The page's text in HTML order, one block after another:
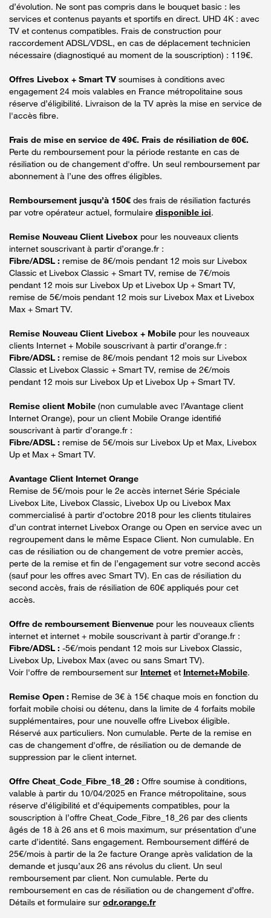
d’évolution. Ne sont pas compris dans le bouquet basic : les
services et contenus payants et sportifs en direct. UHD 4K : avec
TV et contenus compatibles. Frais de construction pour
raccordement ADSL/VDSL, en cas de déplacement technicien
nécessaire (diagnostiqué au moment de la souscription) : 119€.
Offres Livebox + Smart TV soumises à conditions avec
engagement 24 mois valables en France métropolitaine sous
réserve d’éligibilité. Livraison de la TV après la mise en service de
l'accès fibre.
Frais de mise en service de 49€. Frais de résiliation de 60€.
Perte du remboursement pour la période restante en cas de
résiliation ou de changement d'offre. Un seul remboursement par
abonnement à l’une des offres éligibles.
Remboursement jusqu’à 150€ des frais de résiliation facturés
par votre opérateur actuel, formulaire disponible ici.
Remise Nouveau Client Livebox pour les nouveaux clients
internet souscrivant à partir d’orange.fr :
Fibre/ADSL : remise de 8€/mois pendant 12 mois sur Livebox
Classic et Livebox Classic + Smart TV, remise de 7€/mois
pendant 12 mois sur Livebox Up et Livebox Up + Smart TV,
remise de 5€/mois pendant 12 mois sur Livebox Max et Livebox
Max + Smart TV.
Remise Nouveau Client Livebox + Mobile pour les nouveaux
clients Internet + Mobile souscrivant à partir d’orange.fr :
Fibre/ADSL : remise de 8€/mois pendant 12 mois sur Livebox
Classic et Livebox Classic + Smart TV, remise de 2€/mois
pendant 12 mois sur Livebox Up et Livebox Up + Smart TV.
Remise client Mobile (non cumulable avec l’Avantage client
Internet Orange), pour un client Mobile Orange identifié
souscrivant à partir d’orange.fr :
Fibre/ADSL : remise de 5€/mois sur Livebox Up et Max, Livebox
Up et Max + Smart TV.
Avantage Client Internet Orange
Remise de 5€/mois pour le 2e accès internet Série Spéciale
Livebox Lite, Livebox Classic, Livebox Up ou Livebox Max
commercialisé à partir d’octobre 2018 pour les clients titulaires
d’un contrat internet Livebox Orange ou Open en service avec un
regroupement dans le même Espace Client. Non cumulable. En
cas de résiliation ou de changement de votre premier accès,
perte de la remise et fin de l’engagement sur votre second accès
(sauf pour les offres avec Smart TV). En cas de résiliation du
second accès, frais de résiliation de 60€ appliqués pour cet
accès.
Offre de remboursement Bienvenue pour les nouveaux clients
internet et internet + mobile souscrivant à partir d’orange.fr :
Fibre/ADSL : -5€/mois pendant 12 mois sur Livebox Classic,
Livebox Up, Livebox Max (avec ou sans Smart TV).
Voir l'offre de remboursement sur Internet et Internet+Mobile.
Remise Open : Remise de 3€ à 15€ chaque mois en fonction du
forfait mobile choisi ou détenu, dans la limite de 4 forfaits mobile
supplémentaires, pour une nouvelle offre Livebox éligible.
Réservé aux particuliers. Non cumulable. Perte de la remise en
cas de changement d'offre, de résiliation ou de demande de
suppression par le client internet.
Offre Cheat_Code_Fibre_18_26 : Offre soumise à conditions,
valable à partir du 10/04/2025 en France métropolitaine, sous
réserve d’éligibilité et d’équipements compatibles, pour la
souscription à l’offre Cheat_Code_Fibre_18_26 par des clients
âgés de 18 à 26 ans et 6 mois maximum, sur présentation d’une
carte d’identité. Sans engagement. Remboursement différé de
25€/mois à partir de la 2e facture Orange après validation de la
demande et jusqu’aux 26 ans révolus du client. Un seul
remboursement par client. Non cumulable. Perte du
remboursement en cas de résiliation ou de changement d’offre.
Détails et formulaire sur odr.orange.fr